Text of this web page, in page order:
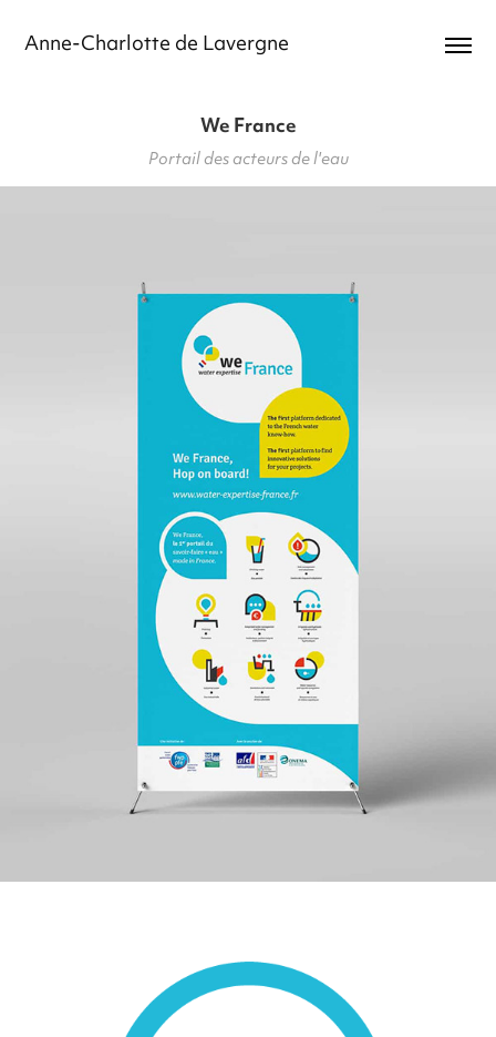
Anne-Charlotte de Lavergne
We France
Portail des acteurs de l'eau